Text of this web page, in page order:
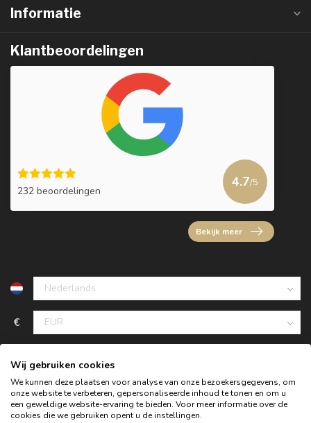
Informatie
Klantbeoordelingen
232 beoordelingen
4.7/5
Bekijk meer
€
Wij gebruiken cookies
We kunnen deze plaatsen voor analyse van onze bezoekersgegevens, om
onze website te verbeteren, gepersonaliseerde inhoud te tonen en om u
een geweldige website-ervaring te bieden. Voor meer informatie over de
cookies die we gebruiken opent u de instellingen.